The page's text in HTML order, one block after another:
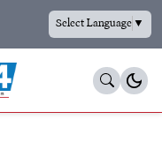
Select Language▼